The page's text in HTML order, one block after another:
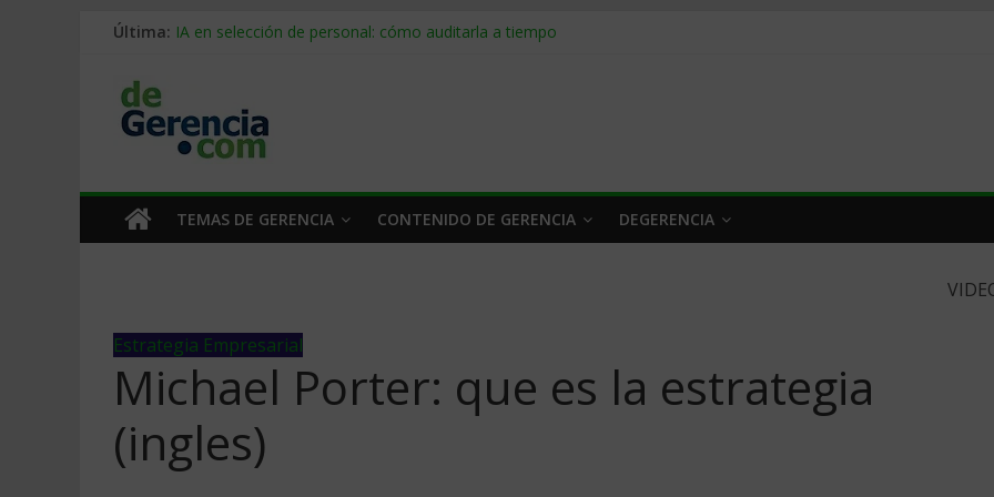
Última: IA en selección de personal: cómo auditarla a tiempo
Stablecoins para empresas: cómo pagar y cobrar en 2026
TEMAS DE GERENCIA CONTENIDO DE GERENCIA DEGERENCIA
Estrategia Empresarial
Michael Porter: que es la estrategia
(ingles)